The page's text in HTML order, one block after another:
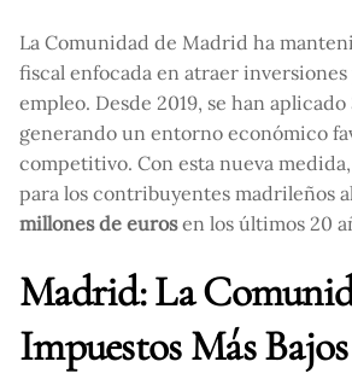
La Comunidad de Madrid ha
fiscal enfocada en atraer
empleo. Desde 2019, se han aplicado
generando un entorno económico
competitivo. Con esta nueva
para los contribuyentes madrileños
millones de eurosen los últimos 20
Madrid: La
Impuestos Más